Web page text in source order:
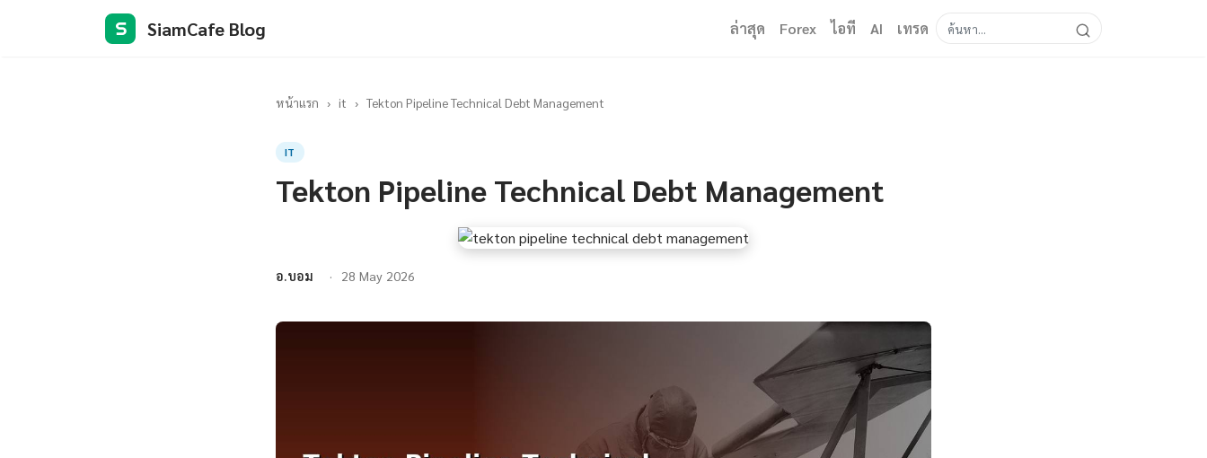
S SiamCafe Blog ล่าสุด Forex ไอที AI เทรด
หน้าแรก › it › Tekton Pipeline Technical Debt Management
IT
Tekton Pipeline Technical Debt Management
อ.บอม 28 May 2026